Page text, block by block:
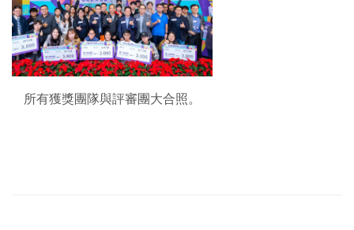
所有獲獎團隊與評審團大合照。